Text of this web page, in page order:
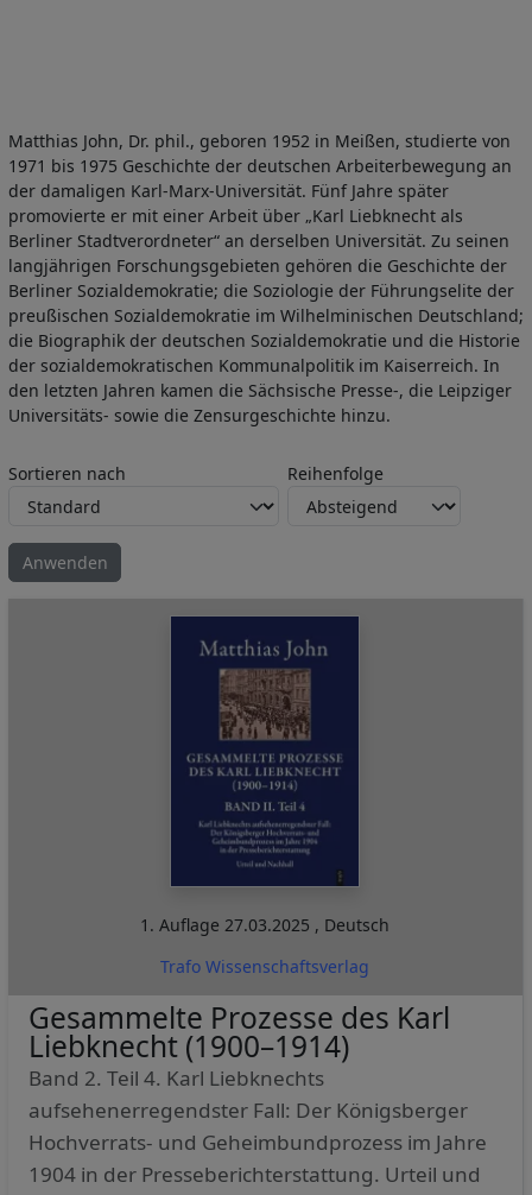
Matthias John, Dr. phil., geboren 1952 in Meißen, studierte von
1971 bis 1975 Geschichte der deutschen Arbeiterbewegung an
der damaligen Karl-Marx-Universität. Fünf Jahre später
promovierte er mit einer Arbeit über „Karl Liebknecht als
Berliner Stadtverordneter“ an derselben Universität. Zu seinen
langjährigen Forschungsgebieten gehören die Geschichte der
Berliner Sozialdemokratie; die Soziologie der Führungselite der
preußischen Sozialdemokratie im Wilhelminischen Deutschland;
die Biographik der deutschen Sozialdemokratie und die Historie
der sozialdemokratischen Kommunalpolitik im Kaiserreich. In
den letzten Jahren kamen die Sächsische Presse-, die Leipziger
Universitäts- sowie die Zensurgeschichte hinzu.
Sortieren nach Reihenfolge
1. Auflage27.03.2025 , Deutsch
Trafo Wissenschaftsverlag
Gesammelte Prozesse des Karl
Liebknecht (1900–1914)
Band 2. Teil 4. Karl Liebknechts
aufsehenerregendster Fall: Der Königsberger
Hochverrats- und Geheimbundprozess im Jahre
1904 in der Presseberichterstattung. Urteil und